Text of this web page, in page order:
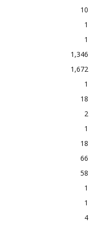
10
1
1
1,346
1,672
1
18
2
1
18
66
58
1
1
4